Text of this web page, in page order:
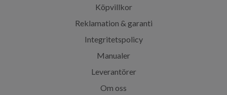
Köpvillkor
Reklamation & garanti
Integritetspolicy
Manualer
Leverantörer
Om oss